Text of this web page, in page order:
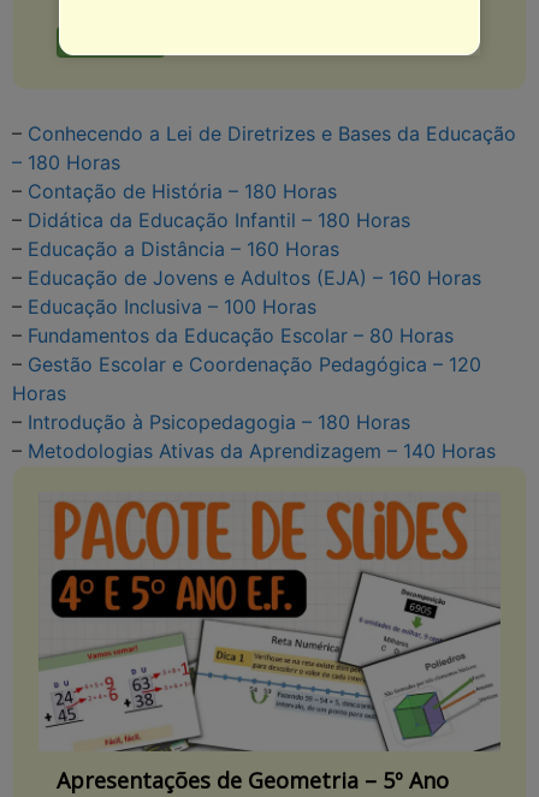
– Conhecendo a Lei de Diretrizes e Bases da Educação
– 180 Horas
– Contação de História – 180 Horas
– Didática da Educação Infantil – 180 Horas
– Educação a Distância – 160 Horas
– Educação de Jovens e Adultos (EJA) – 160 Horas
– Educação Inclusiva – 100 Horas
– Fundamentos da Educação Escolar – 80 Horas
– Gestão Escolar e Coordenação Pedagógica – 120
Horas
– Introdução à Psicopedagogia – 180 Horas
– Metodologias Ativas da Aprendizagem – 140 Horas
Apresentações de Geometria – 5º Ano